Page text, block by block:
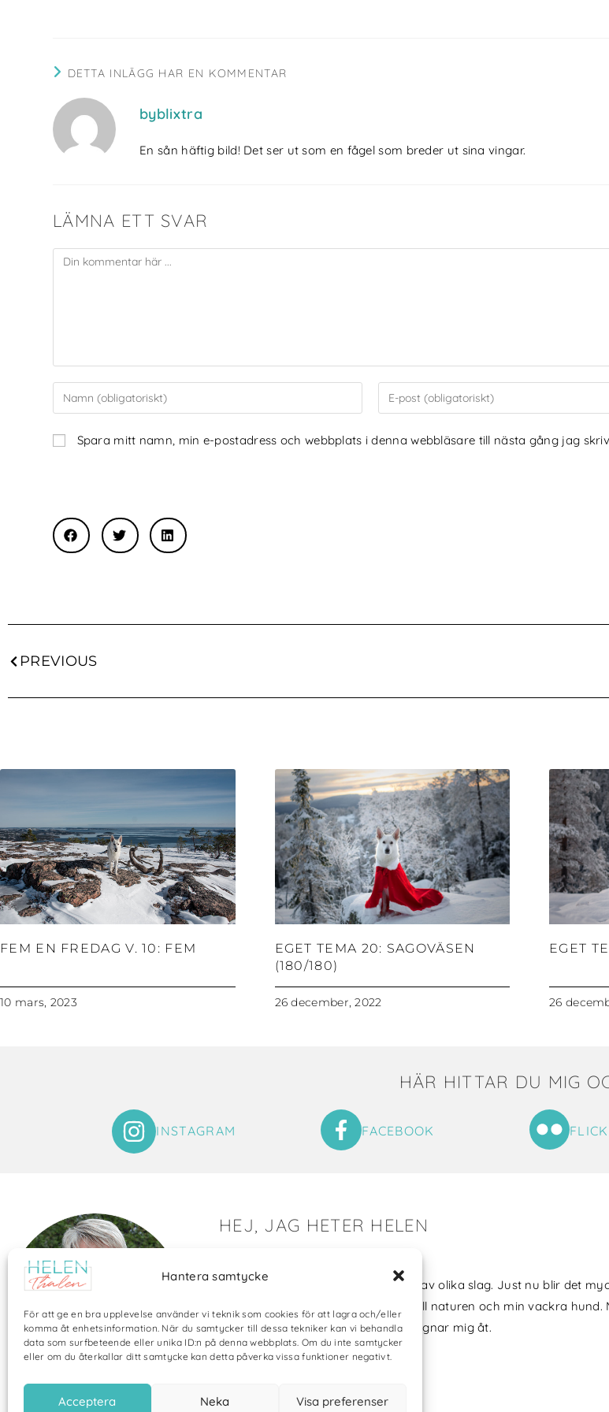
Hantera samtycke
För att ge en bra upplevelse använder vi teknik som cookies för att lagra och/eller
komma åt enhetsinformation. När du samtycker till dessa tekniker kan vi behandla
data som surfbeteende eller unika ID:n på denna webbplats. Om du inte samtycker
eller om du återkallar ditt samtycke kan detta påverka vissa funktioner negativt.
Acceptera Neka Visa preferenser
DETTA INLÄGG HAR EN KOMMENTAR
byblixtra
En sån häftig bild! Det ser ut som en fågel som breder ut sina vingar.
LÄMNA ETT SVAR
Spara mitt namn, min e-postadress och webbplats i denna webbläsare till nästa gång jag
PREVIOUS
FEM EN FREDAG V. 10: FEM
10 mars, 2023
EGET TEMA 20: SAGOVÄSEN
(180/180)
26 december, 2022
EGET
26
HÄR HITTAR DU MIG
INSTAGRAM FACEBOOK
HEJ, JAG HETER HELEN
Här visar jag saker som jag skapat av olika slag. Just nu blir det
och många bilder visar min kärlek till naturen och min vackra hund.
annat pyssel och kreativt som jag ägnar mig åt.